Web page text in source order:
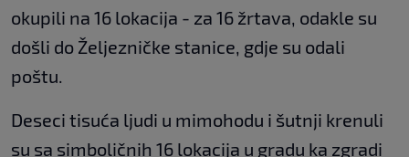
okupili na 16 lokacija - za 16 žrtava, odakle su
došli do Željezničke stanice, gdje su odali
poštu.
Deseci tisuća ljudi u mimohodu i šutnji krenuli
su sa simboličnih 16 lokacija u gradu ka zgradi